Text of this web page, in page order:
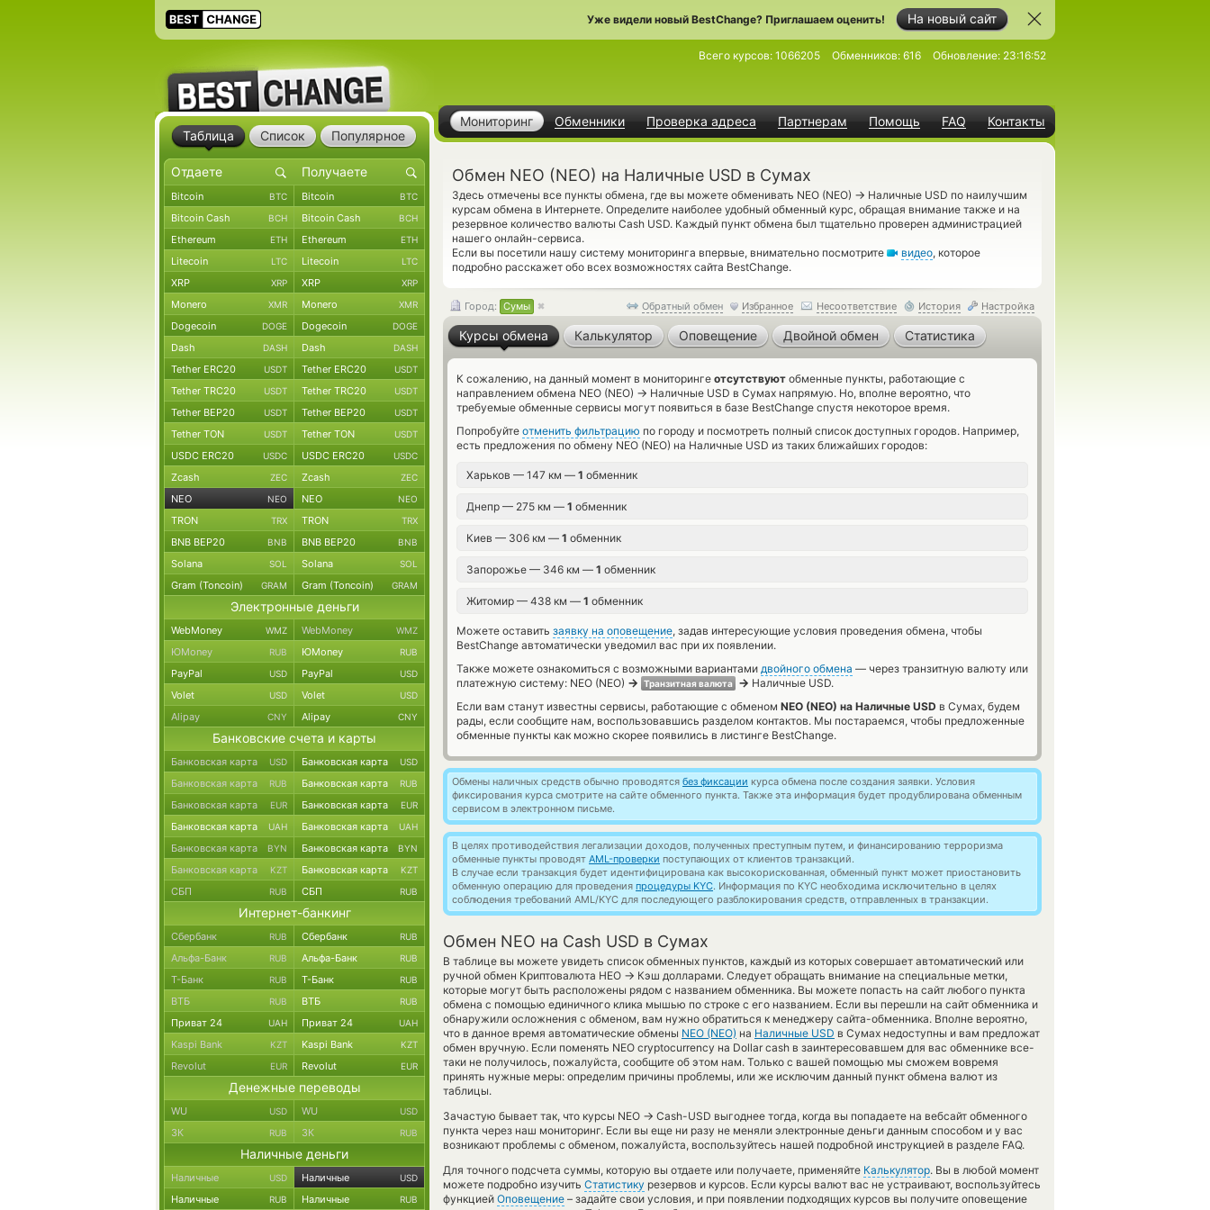
На новый сайт
Уже видели новый BestChange? Приглашаем оценить!
Мониторинг Обменники Проверка адреса Партнерам Помощь FAQ Контакты
Всего курсов: 1066205 Обменников: 616 Обновление: 23:16:52
Обмен NEO (NEO) на Наличные USD в Сумах
Здесь отмечены все пункты обмена, где вы можете обменивать NEO (NEO) → Наличные USD по наилучшим
курсам обмена в Интернете. Определите наиболее удобный обменный курс, обращая внимание также и на
резервное количество валюты Cash USD. Каждый пункт обмена был тщательно проверен администрацией
нашего онлайн-сервиса.
Если вы посетили нашу систему мониторинга впервые, внимательно посмотрите
видео, которое
подробно расскажет обо всех возможностях сайта BestChange.
Обратный обмен Избранное Несоответствие История Настройка
Город: Сумы
Курсы обмена Калькулятор Оповещение Двойной обмен Статистика
К сожалению, на данный момент в мониторинге отсутствуют обменные пункты, работающие с
направлением обмена NEO (NEO) → Наличные USD в Сумах напрямую. Но, вполне вероятно, что
требуемые обменные сервисы могут появиться в базе BestChange спустя некоторое время.
Попробуйте отменить фильтрацию по городу и посмотреть полный список доступных городов. Например,
есть предложения по обмену NEO (NEO) на Наличные USD из таких ближайших городов:
Харьков — 147 км — 1 обменник
Днепр — 275 км — 1 обменник
Киев — 306 км — 1 обменник
Запорожье — 346 км — 1 обменник
Житомир — 438 км — 1 обменник
Можете оставить заявку на оповещение, задав интересующие условия проведения обмена, чтобы
BestChange автоматически уведомил вас при их появлении.
Также можете ознакомиться с возможными вариантами двойного обмена — через транзитную валюту или
платежную систему: NEO (NEO) → Транзитная валюта → Наличные USD.
Если вам станут известны сервисы, работающие с обменом NEO (NEO) на Наличные USD в Сумах, будем
рады, если сообщите нам, воспользовавшись разделом контактов. Мы постараемся, чтобы предложенные
обменные пункты как можно скорее появились в листинге BestChange.
Обмены наличных средств обычно проводятся без фиксации курса обмена после создания заявки. Условия
фиксирования курса смотрите на сайте обменного пункта. Также эта информация будет продублирована обменным
сервисом в электронном письме.
В целях противодействия легализации доходов, полученных преступным путем, и финансированию терроризма
обменные пункты проводят AML-проверки поступающих от клиентов транзакций.
В случае если транзакция будет идентифицирована как высокорискованная, обменный пункт может приостановить
обменную операцию для проведения процедуры KYC. Информация по KYC необходима исключительно в целях
соблюдения требований AML/KYC для последующего разблокирования средств, отправленных в транзакции.
Обмен NEO на Cash USD в Сумах
В таблице вы можете увидеть список обменных пунктов, каждый из которых совершает автоматический или
ручной обмен Криптовалюта НЕО → Кэш долларами. Следует обращать внимание на специальные метки,
которые могут быть расположены рядом с названием обменника. Вы можете попасть на сайт любого пункта
обмена с помощью единичного клика мышью по строке с его названием. Если вы перешли на сайт обменника и
обнаружили осложнения с обменом, вам нужно обратиться к менеджеру сайта-обменника. Вполне вероятно,
что в данное время автоматические обмены NEO (NEO) на Наличные USD в Сумах недоступны и вам предложат
обмен вручную. Если поменять NEO cryptocurrency на Dollar cash в заинтересовавшем для вас обменнике все-
таки не получилось, пожалуйста, сообщите об этом нам. Только с вашей помощью мы сможем вовремя
принять нужные меры: определим причины проблемы, или же исключим данный пункт обмена валют из
таблицы.
Зачастую бывает так, что курсы NEO → Cash-USD выгоднее тогда, когда вы попадаете на вебсайт обменного
пункта через наш мониторинг. Если вы еще ни разу не меняли электронные деньги данным способом и у вас
возникают проблемы с обменом, пожалуйста, воспользуйтесь нашей подробной инструкцией в разделе FAQ.
Для точного подсчета суммы, которую вы отдаете или получаете, применяйте Калькулятор. Вы в любой момент
можете подробно изучить Статистику резервов и курсов. Если курсы валют вас не устраивают, воспользуйтесь
функцией Оповещение – задайте свои условия, и при появлении подходящих курсов вы получите оповещение
Таблица Список Популярное
Bitcoin BTC Bitcoin BTC
Bitcoin Cash BCH Bitcoin Cash BCH
Ethereum ETH Ethereum ETH
Litecoin LTC Litecoin LTC
XRP XRP XRP XRP
Monero XMR Monero XMR
Dogecoin DOGE Dogecoin DOGE
Dash DASH Dash DASH
Tether ERC20 USDT Tether ERC20 USDT
Tether TRC20 USDT Tether TRC20 USDT
Tether BEP20 USDT Tether BEP20 USDT
Tether TON USDT Tether TON USDT
USDC ERC20 USDC USDC ERC20 USDC
Zcash ZEC Zcash ZEC
NEO NEO NEO NEO
TRON TRX TRON TRX
BNB BEP20 BNB BNB BEP20 BNB
Solana SOL Solana SOL
Gram (Toncoin) GRAM Gram (Toncoin) GRAM
Электронные деньги
WebMoney WMZ WebMoney WMZ
ЮMoney RUB ЮMoney RUB
PayPal USD PayPal USD
Volet USD Volet USD
Alipay CNY Alipay CNY
Банковские счета и карты
Банковская карта USD Банковская карта USD
Банковская карта RUB Банковская карта RUB
Банковская карта EUR Банковская карта EUR
Банковская карта UAH Банковская карта UAH
Банковская карта BYN Банковская карта BYN
Банковская карта KZT Банковская карта KZT
СБП RUB СБП RUB
Интернет-банкинг
Сбербанк RUB Сбербанк RUB
Альфа-Банк RUB Альфа-Банк RUB
Т-Банк RUB Т-Банк RUB
ВТБ RUB ВТБ RUB
Приват 24 UAH Приват 24 UAH
Kaspi Bank KZT Kaspi Bank KZT
Revolut EUR Revolut EUR
Денежные переводы
WU USD WU USD
ЗК RUB ЗК RUB
Наличные деньги
Наличные USD Наличные USD
Наличные RUB Наличные RUB